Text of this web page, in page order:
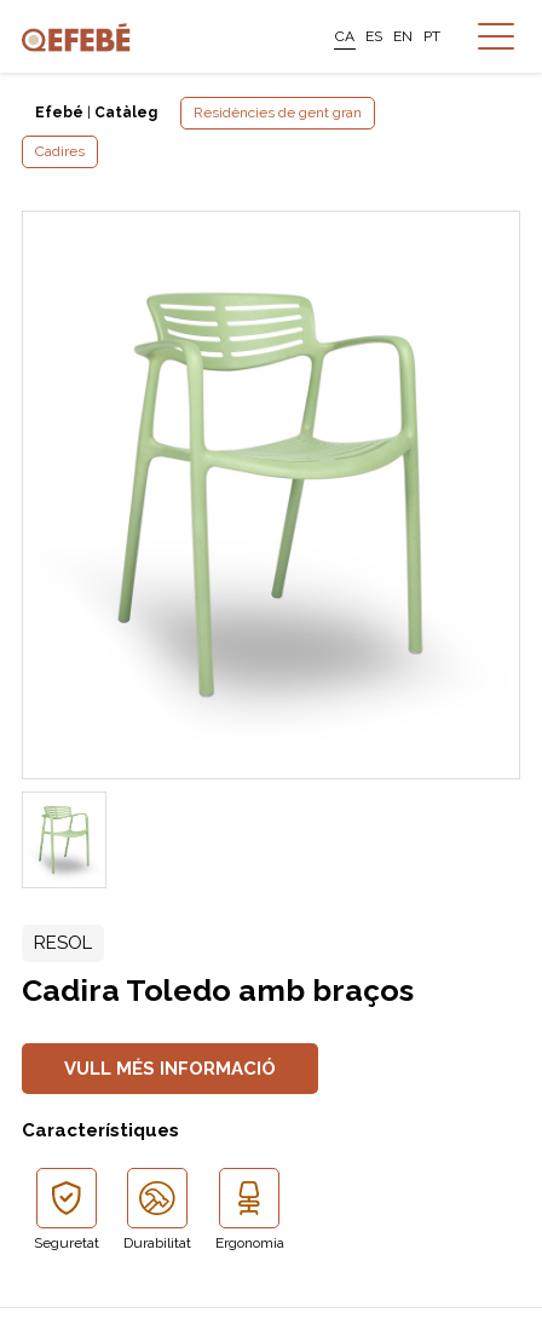
CA ES EN PT
Efebé Catàleg Residències de gent gran
Cadires
RESOL
Cadira Toledo amb braços
VULL MÉS INFORMACIÓ
Característiques
Seguretat Durabilitat Ergonomia